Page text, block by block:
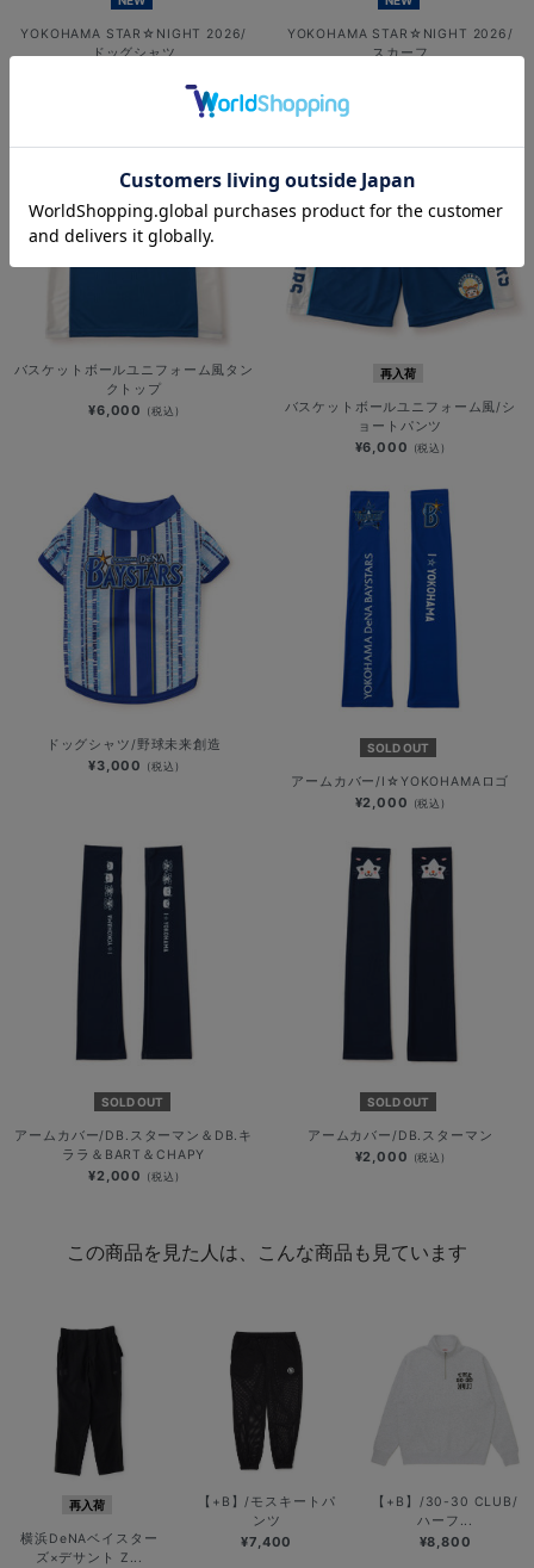
YOKOHAMA STAR☆NIGHT 2026/
ドッグシャツ
YOKOHAMA STAR☆NIGHT 2026/
スカーフ
バスケットボールユニフォーム風タン
クトップ
¥6,000 (税込)
再入荷
バスケットボールユニフォーム風/シ
ョートパンツ
¥6,000 (税込)
ドッグシャツ/野球未来創造
¥3,000 (税込)
SOLD OUT
アームカバー/I☆YOKOHAMAロゴ
¥2,000 (税込)
SOLD OUT
アームカバー/DB.スターマン＆DB.キ
ララ＆BART＆CHAPY
¥2,000 (税込)
SOLD OUT
アームカバー/DB.スターマン
¥2,000 (税込)
この商品を見た人は、こんな商品も見ています
再入荷
横浜DeNAベイスター
ズ×デサント Z...
【+B】/モスキートパ
ンツ
¥7,400
【+B】/30-30 CLUB/
ハーフ...
¥8,800